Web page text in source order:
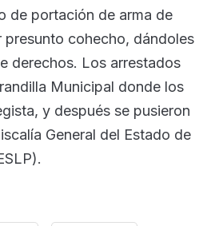
de portación de arma de
cohecho, dándoles
derechos. Los arrestados
Municipal donde los
y después se pusieron
General del Estado de